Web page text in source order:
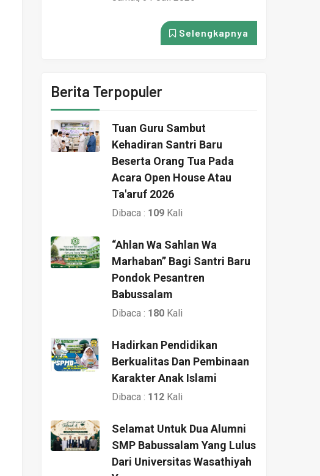
Selengkapnya
Berita Terpopuler
Tuan Guru Sambut
Kehadiran Santri Baru
Beserta Orang Tua Pada
Acara Open House Atau
Ta'aruf 2026
Dibaca : 109 Kali
“Ahlan Wa Sahlan Wa
Marhaban” Bagi Santri Baru
Pondok Pesantren
Babussalam
Dibaca : 180 Kali
Hadirkan Pendidikan
Berkualitas Dan Pembinaan
Karakter Anak Islami
Dibaca : 112 Kali
Selamat Untuk Dua Alumni
SMP Babussalam Yang Lulus
Dari Universitas Wasathiyah